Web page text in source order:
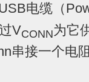
电缆（
VCONN为它
串接一个电